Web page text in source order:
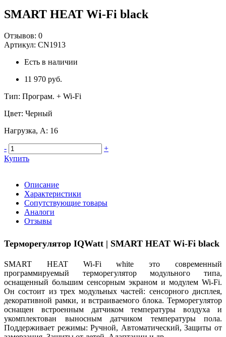
SMART HEAT Wi-Fi black
Отзывов: 0
Артикул: CN1913
Есть в наличии
11 970 руб.
Тип: Програм. + Wi-Fi
Цвет: Черный
Нагрузка, А: 16
-
+
Купить
Описание
Характеристики
Сопутствующие товары
Аналоги
Отзывы
Терморегулятор IQWatt | SMART HEAT Wi-Fi black
SMART HEAT Wi-Fi white это современный
программируемый терморегулятор модульного типа,
оснащенный большим сенсорным экраном и модулем Wi-Fi.
Он состоит из трех модульных частей: сенсорного дисплея,
декоративной рамки, и встраиваемого блока. Терморегулятор
оснащен встроенным датчиком температуры воздуха и
укомплектован выносным датчиком температуры пола.
Поддерживает режимы: Ручной, Автоматический, Защиты от